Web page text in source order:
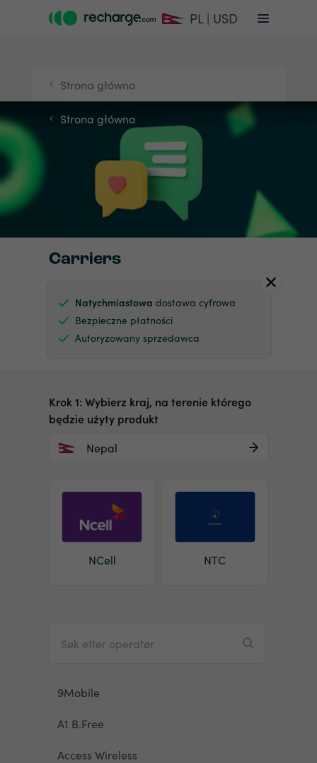
PL | USD
Strona główna
Strona główna
Carriers
Natychmiastowa dostawa cyfrowa
Bezpieczne płatności
Autoryzowany sprzedawca
Krok 1: Wybierz kraj, na terenie którego
będzie użyty produkt
Nepal
NCell NTC
9Mobile
A1 B.Free
Access Wireless